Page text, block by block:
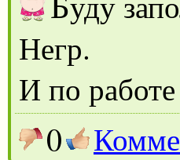
Негр.
И по
0